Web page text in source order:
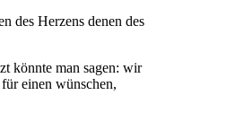
des Herzens denen des
könnte man sagen: wir
einen wünschen,